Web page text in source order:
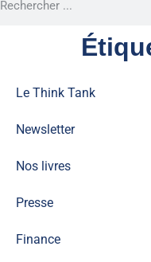
Le Think Tank
Newsletter
Nos livres
Presse
Finance